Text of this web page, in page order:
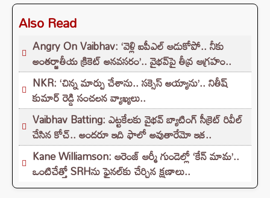
Also Read
Angry On Vaibhav: ‘వెళ్లి ఐపీఎల్ ఆడుకోపో.. నీకు
అంతర్జాతీయ క్రికెట్ అనవసరం’.. వైభవ్‌పై తీవ్ర ఆగ్రహం..
NKR: ‘చిన్న మార్పు చేశాను.. సక్సెస్ అయ్యాను’.. నితీష్
కుమార్ రెడ్డి సంచలన వ్యాఖ్యలు..
Vaibhav Batting: ఎట్టకేలకు వైభవ్ బ్యాటింగ్ సీక్రెట్ రివీల్
చేసిన కోచ్.. అందరూ ఇది ఫాలో అవుతారేమో ఇక..
Kane Williamson: ఆరెంజ్ ఆర్మీ గుండెల్లో ‘కేన్‌ మామ’..
ఒంటిచేత్తో SRHను ఫైనల్‌కు చేర్చిన క్షణాలు..